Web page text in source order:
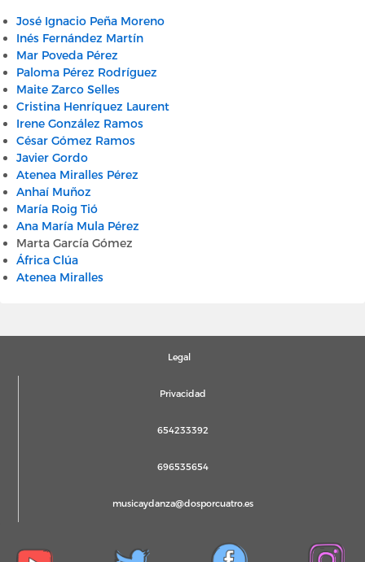
José Ignacio Peña Moreno
Inés Fernández Martín
Mar Poveda Pérez
Paloma Pérez Rodríguez
Maite Zarco Selles
Cristina Henríquez Laurent
Irene González Ramos
César Gómez Ramos
Javier Gordo
Atenea Miralles Pérez
Anhaí Muñoz
María Roig Tió
Ana María Mula Pérez
Marta García Gómez
África Clúa
Atenea Miralles
Legal
Privacidad
654233392
696535654
musicaydanza@dosporcuatro.es